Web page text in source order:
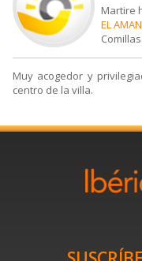
Martire
EL
Comillas
Muy acogedor y
centro de la villa.